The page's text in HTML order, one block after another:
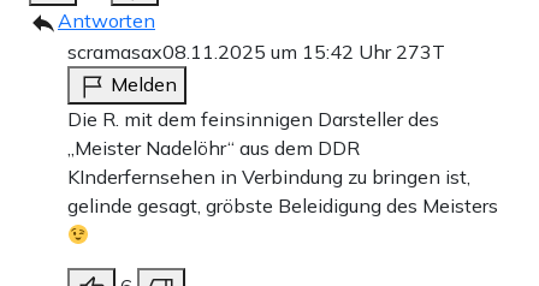
Antworten
scramasax08.11.2025 um 15:42 Uhr 273T
Melden
Die R. mit dem feinsinnigen Darsteller des
„Meister Nadelöhr“ aus dem DDR
KInderfernsehen in Verbindung zu bringen ist,
gelinde gesagt, gröbste Beleidigung des Meisters